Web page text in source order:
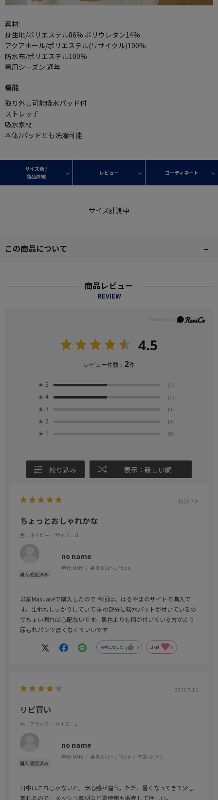
素材:
身生地/ポリエステル86% ポリウレタン14%
アクアホール/ポリエステル(リサイクル)100%
防水布/ポリエステル100%
着用シーズン:通年
機能
取り外し可能吸水パッド付
ストレッチ
吸水素材
本体/パッドとも洗濯可能
サイズ表 /
商品詳細
レビュー コーディネート
サイズ計測中
この商品について
商品レビュー
REVIEW
4.5
レビュー件数： 2件
★ 5 (1)
★ 4 (1)
★ 3 (0)
★ 2 (0)
★ 1 (0)
絞り込み 表示：新しい順
2026.7.9
ちょっとおしゃれかな
色：ネイビー ／サイズ：LL
no name
年代:50代 身長:171～175cm
以前Makuakeで購入したので 今回は、はるやまのサイトで購入で
す。生地もしっかりしていて 前の部分に吸水パットが付いているの
でちょい漏れは心配ないです。黒色よりも柄が付いている方がより
尿もれパンツぽくなくていいです
参考になった 0 Like! 0
2026.5.15
リピ買い
色：ブラック ／サイズ：L
no name
年代:50代 身長:171～175cm 体型:ふつう
日中はこれじゃないと。安心感が違う。ただ、暑くなってきて少し
蒸れるので、メッシュ素材など夏使用も販売して欲しい。